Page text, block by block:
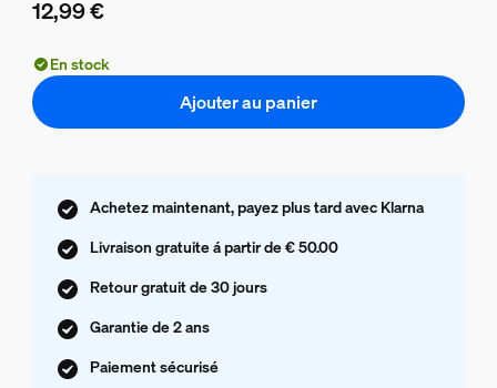
12,99 €
En stock
Ajouter au panier
Achetez maintenant, payez plus tard avec Klarna
Livraison gratuite á partir de € 50.00
Retour gratuit de 30 jours
Garantie de 2 ans
Paiement sécurisé